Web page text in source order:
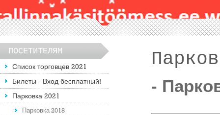
ПОСЕТИТЕЛЯМ
Список торговцев 2021
Билеты - Вход бесплатный!
Парковка 2021
Парковка 2018
-